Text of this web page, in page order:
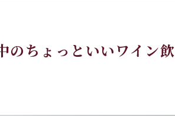
のちょっといいワイン飲